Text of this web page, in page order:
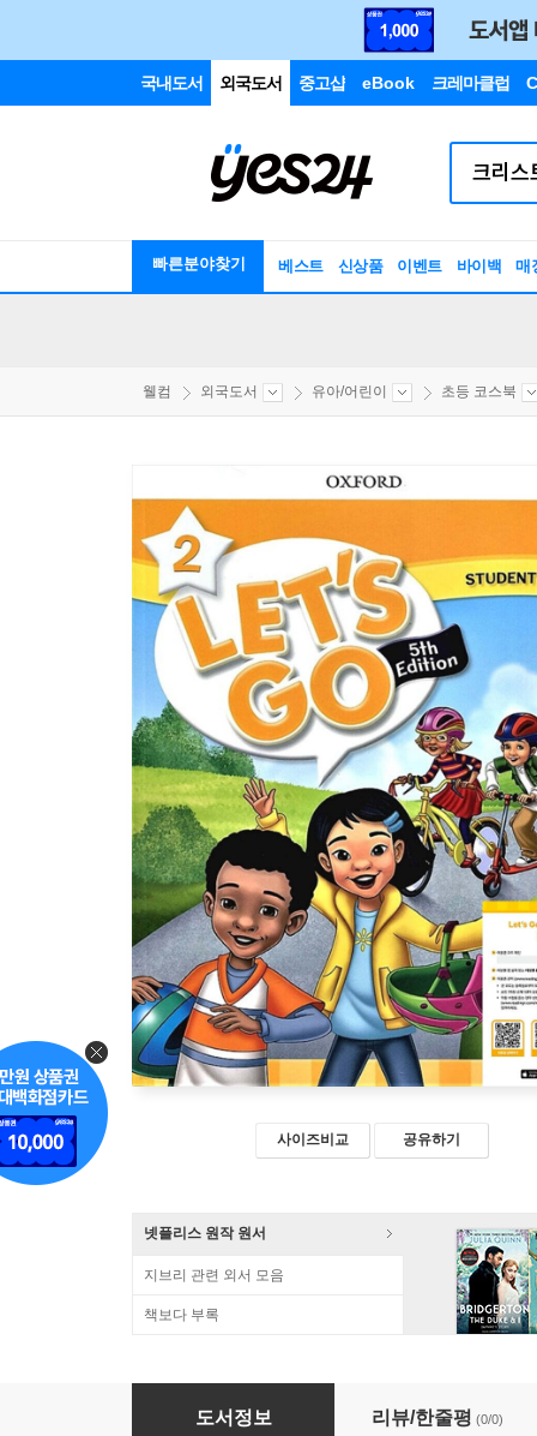
국내도서 외국도서 중고샵 eBook 크레마클럽
빠른분야찾기 베스트 신상품 이벤트 바이백 매
웰컴 외국도서 유아/어린이 초등 코스북
사이즈비교 공유하기
넷플리스 원작 원서
지브리 관련 외서 모음
책보다 부록
[5판] Let's Go 2 with Laura : Student Book
도서정보 리뷰/한줄평 (0/0)